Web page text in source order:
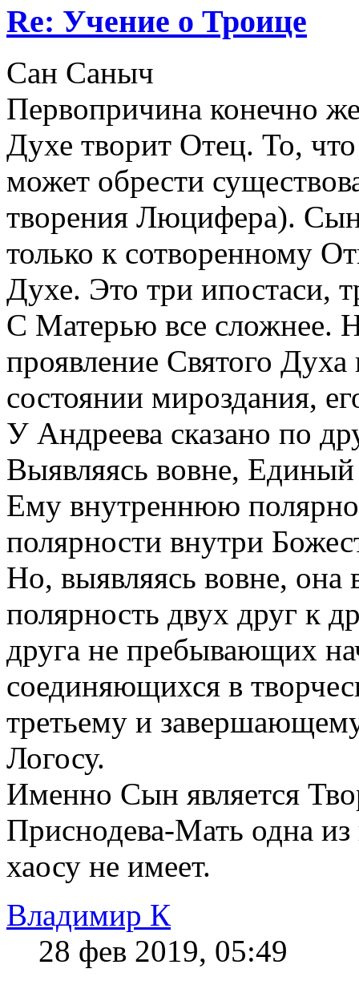
Re: Учение о Троице
Сан Саныч
Первопричина конечно
Духе творит Отец. То,
может обрести
творения Люцифера). Сын
только к сотворенному
Духе. Это три ипостаси,
С Матерью все сложнее.
проявление Святого
состоянии мироздания,
У Андреева сказано по
Выявляясь вовне,
Ему внутреннюю
полярности внутри
Но, выявляясь вовне, она
полярность двух друг к
друга не пребывающих
соединяющихся в
третьему и
Логосу.
Именно Сын является
Приснодева-Мать одна
хаосу не имеет.
Владимир К
28 фев 2019, 05:49